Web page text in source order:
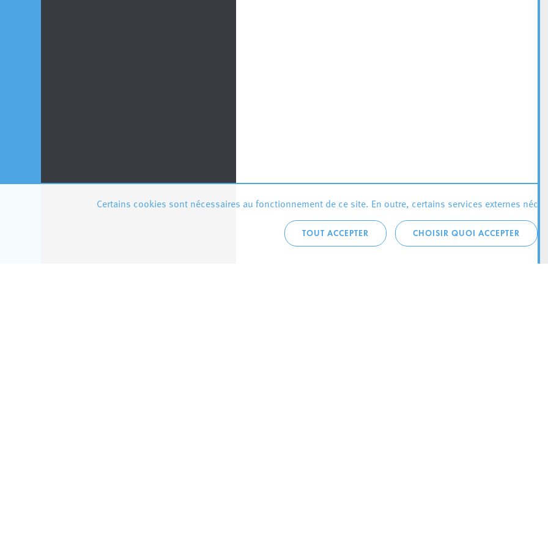
Certains cookies sont nécessaires au fonctionnement de ce site. En outre, certains services externes
TOUT ACCEPTER CHOISIR QUOI ACCEPTER